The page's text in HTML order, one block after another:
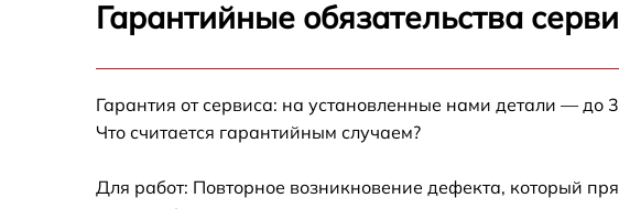
Ремонт СХД Fujitsu Primergy CX2570 M5
Primergy CX2570 M5
Гарантийные обязательства
Гарантия от сервиса: на установленные нами детали — до
Что считается гарантийным случаем?
Для работ: Повторное возникновение дефекта, который